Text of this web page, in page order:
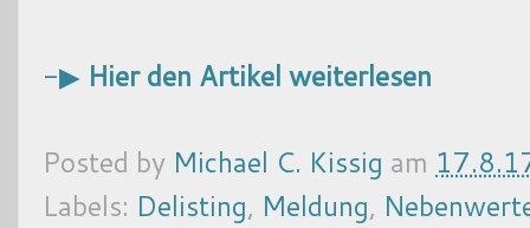
-▶ Hier den Artikel weiterlesen
Posted by Michael C. Kissig am
Labels: Delisting, Meldung,